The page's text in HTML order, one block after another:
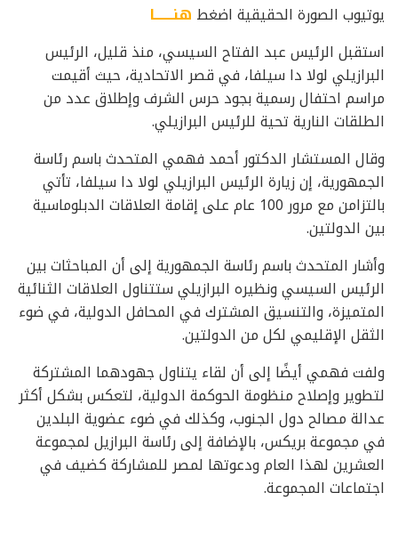
يوتيوب الصورة الحقيقية اضغط هنـــــــا
استقبل الرئيس عبد الفتاح السيسي، منذ قليل، الرئيس
البرازيلي لولا دا سيلفا، في قصر الاتحادية، حيث أقيمت
مراسم احتفال رسمية بجود حرس الشرف وإطلاق عدد من
الطلقات النارية تحية للرئيس البرازيلي.
وقال المستشار الدكتور أحمد فهمي المتحدث باسم رئاسة
الجمهورية، إن زيارة الرئيس البرازيلي لولا دا سيلفا، تأتي
بالتزامن مع مرور 100 عام على إقامة العلاقات الدبلوماسية
بين الدولتين.
وأشار المتحدث باسم رئاسة الجمهورية إلى أن المباحثات بين
الرئيس السيسي ونظيره البرازيلي ستتناول العلاقات الثنائية
المتميزة، والتنسيق المشترك في المحافل الدولية، في ضوء
الثقل الإقليمي لكل من الدولتين.
ولفت فهمي أيضًا إلى أن لقاء يتناول جهودهما المشتركة
لتطوير وإصلاح منظومة الحوكمة الدولية، لتعكس بشكل أكثر
عدالة مصالح دول الجنوب، وكذلك في ضوء عضوية البلدين
في مجموعة بريكس، بالإضافة إلى رئاسة البرازيل لمجموعة
العشرين لهذا العام ودعوتها لمصر للمشاركة كضيف في
اجتماعات المجموعة.